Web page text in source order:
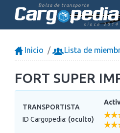
Bolsa de transporte
since 2014
Inicio Lista de
FORT SUPER
TRANSPORTISTA
ID Cargopedia: (oculto)